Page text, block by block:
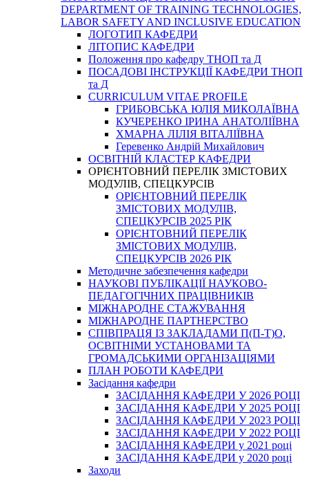
DEPARTMENT OF TRAINING TECHNOLOGIES,
LABOR SAFETY AND INCLUSIVE EDUCATION
ЛОГОТИП КАФЕДРИ
ЛІТОПИС КАФЕДРИ
Положення про кафедру ТНОП та Д
ПОСАДОВІ ІНСТРУКЦІЇ КАФЕДРИ ТНОП
та Д
CURRICULUM VITAE PROFILE
ГРИБОВСЬКА ЮЛІЯ МИКОЛАЇВНА
КУЧЕРЕНКО ІРИНА АНАТОЛІЇВНА
ХМАРНА ЛІЛІЯ ВІТАЛІЇВНА
Геревенко Андрій Михайлович
ОСВІТНІЙ КЛАСТЕР КАФЕДРИ
ОРІЄНТОВНИЙ ПЕРЕЛІК ЗМІСТОВИХ
МОДУЛІВ, СПЕЦКУРСІВ
ОРІЄНТОВНИЙ ПЕРЕЛІК
ЗМІСТОВИХ МОДУЛІВ,
СПЕЦКУРСІВ 2025 РІК
ОРІЄНТОВНИЙ ПЕРЕЛІК
ЗМІСТОВИХ МОДУЛІВ,
СПЕЦКУРСІВ 2026 РІК
Методичне забезпечення кафедри
НАУКОВІ ПУБЛІКАЦІЇ НАУКОВО-
ПЕДАГОГІЧНИХ ПРАЦІВНИКІВ
МІЖНАРОДНЕ СТАЖУВАННЯ
МІЖНАРОДНЕ ПАРТНЕРСТВО
СПІВПРАЦЯ ІЗ ЗАКЛАДАМИ П(П-Т)О,
ОСВІТНІМИ УСТАНОВАМИ ТА
ГРОМАДСЬКИМИ ОРГАНІЗАЦІЯМИ
ПЛАН РОБОТИ КАФЕДРИ
Засідання кафедри
ЗАСІДАННЯ КАФЕДРИ У 2026 РОЦІ
ЗАСІДАННЯ КАФЕДРИ У 2025 РОЦІ
ЗАСІДАННЯ КАФЕДРИ У 2023 РОЦІ
ЗАСІДАННЯ КАФЕДРИ У 2022 РОЦІ
ЗАСІДАННЯ КАФЕДРИ у 2021 році
ЗАСІДАННЯ КАФЕДРИ у 2020 році
Заходи